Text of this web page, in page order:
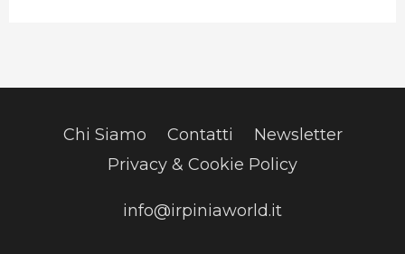
Chi Siamo Contatti
Newsletter
Privacy & Cookie Policy
info@irpiniaworld.it